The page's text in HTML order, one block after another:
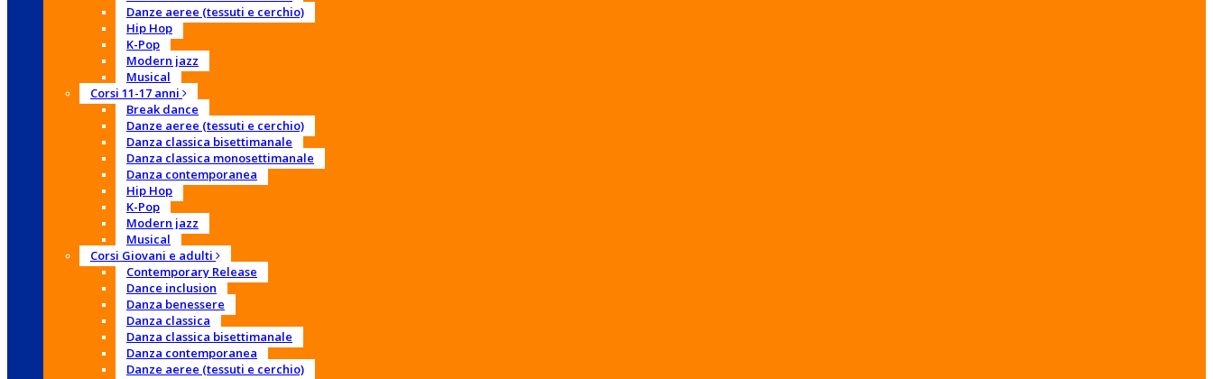
Danze aeree (tessuti e cerchio)
Hip Hop
K-Pop
Modern jazz
Musical
Corsi 11-17 anni
Break dance
Danze aeree (tessuti e cerchio)
Danza classica bisettimanale
Danza classica monosettimanale
Danza contemporanea
Hip Hop
K-Pop
Modern jazz
Musical
Corsi Giovani e adulti
Contemporary Release
Dance inclusion
Danza benessere
Danza classica
Danza classica bisettimanale
Danza contemporanea
Danze aeree (tessuti e cerchio)